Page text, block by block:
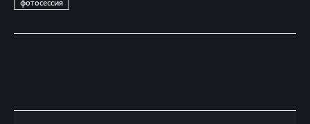
фотосессия